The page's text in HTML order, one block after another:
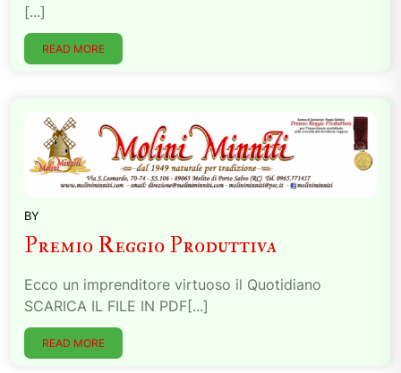
[...]
READ MORE
BY
Premio Reggio Produttiva
Ecco un imprenditore virtuoso il Quotidiano
SCARICA IL FILE IN PDF[...]
READ MORE